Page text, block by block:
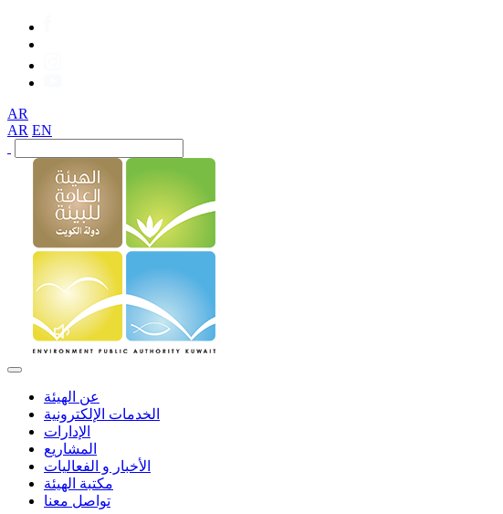
AR
AR EN
عن الهيئة
الخدمات الإلكترونية
الإدارات
المشاريع
الأخبار و الفعاليات
مكتبة الهيئة
تواصل معنا